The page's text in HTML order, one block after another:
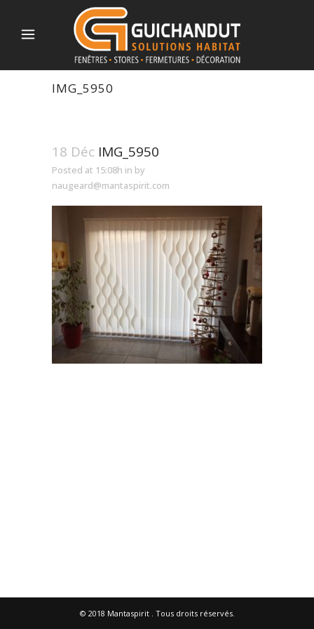
IMG_5950
18 Déc IMG_5950
Posted at 15:08h in by
naugeard@mantaspirit.com
© 2018 Mantaspirit. Tous droits réservés.